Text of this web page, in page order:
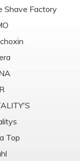
Shave Factory
Top